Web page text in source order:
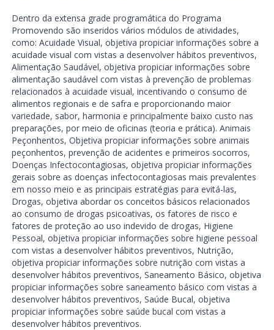
Dentro da extensa grade programática do Programa
Promovendo são inseridos vários módulos de atividades,
como: Acuidade Visual, objetiva propiciar informações sobre a
acuidade visual com vistas a desenvolver hábitos preventivos,
Alimentação Saudável, objetiva propiciar informações sobre
alimentação saudável com vistas à prevenção de problemas
relacionados à acuidade visual, incentivando o consumo de
alimentos regionais e de safra e proporcionando maior
variedade, sabor, harmonia e principalmente baixo custo nas
preparações, por meio de oficinas (teoria e prática). Animais
Peçonhentos, Objetiva propiciar informações sobre animais
peçonhentos, prevenção de acidentes e primeiros socorros,
Doenças Infectocontagiosas, objetiva propiciar informações
gerais sobre as doenças infectocontagiosas mais prevalentes
em nosso meio e as principais estratégias para evitá-las,
Drogas, objetiva abordar os conceitos básicos relacionados
ao consumo de drogas psicoativas, os fatores de risco e
fatores de proteção ao uso indevido de drogas, Higiene
Pessoal, objetiva propiciar informações sobre higiene pessoal
com vistas a desenvolver hábitos preventivos, Nutrição,
objetiva propiciar informações sobre nutrição com vistas a
desenvolver hábitos preventivos, Saneamento Básico, objetiva
propiciar informações sobre saneamento básico com vistas a
desenvolver hábitos preventivos, Saúde Bucal, objetiva
propiciar informações sobre saúde bucal com vistas a
desenvolver hábitos preventivos.